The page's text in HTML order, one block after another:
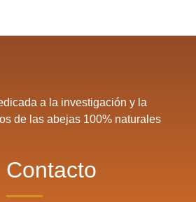
a la investigación y la
de las abejas 100% naturales
Contacto